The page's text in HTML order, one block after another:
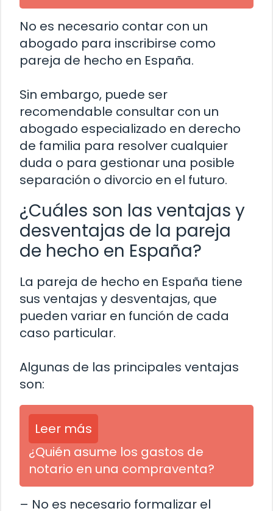
No es necesario contar con un
abogado para inscribirse como
pareja de hecho en España.
Sin embargo, puede ser
recomendable consultar con un
abogado especializado en derecho
de familia para resolver cualquier
duda o para gestionar una posible
separación o divorcio en el futuro.
¿Cuáles son las ventajas y
desventajas de la pareja
de hecho en España?
La pareja de hecho en España tiene
sus ventajas y desventajas, que
pueden variar en función de cada
caso particular.
Algunas de las principales ventajas
son:
Leer más
¿Quién asume los gastos de
notario en una compraventa?
– No es necesario formalizar el